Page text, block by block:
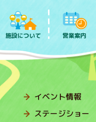
施設について 営業案内
イベント情報
ステージショー